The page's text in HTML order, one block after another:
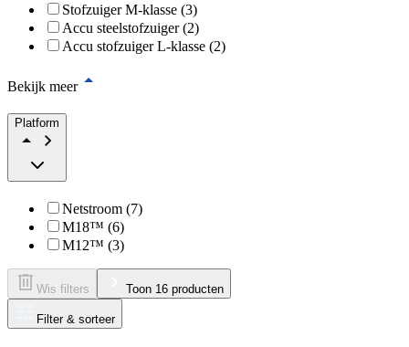
Stofzuiger M-klasse (3)
Accu steelstofzuiger (2)
Accu stofzuiger L-klasse (2)
Bekijk meer
Platform
Netstroom (7)
M18™ (6)
M12™ (3)
Wis filters Toon 16 producten
Filter & sorteer